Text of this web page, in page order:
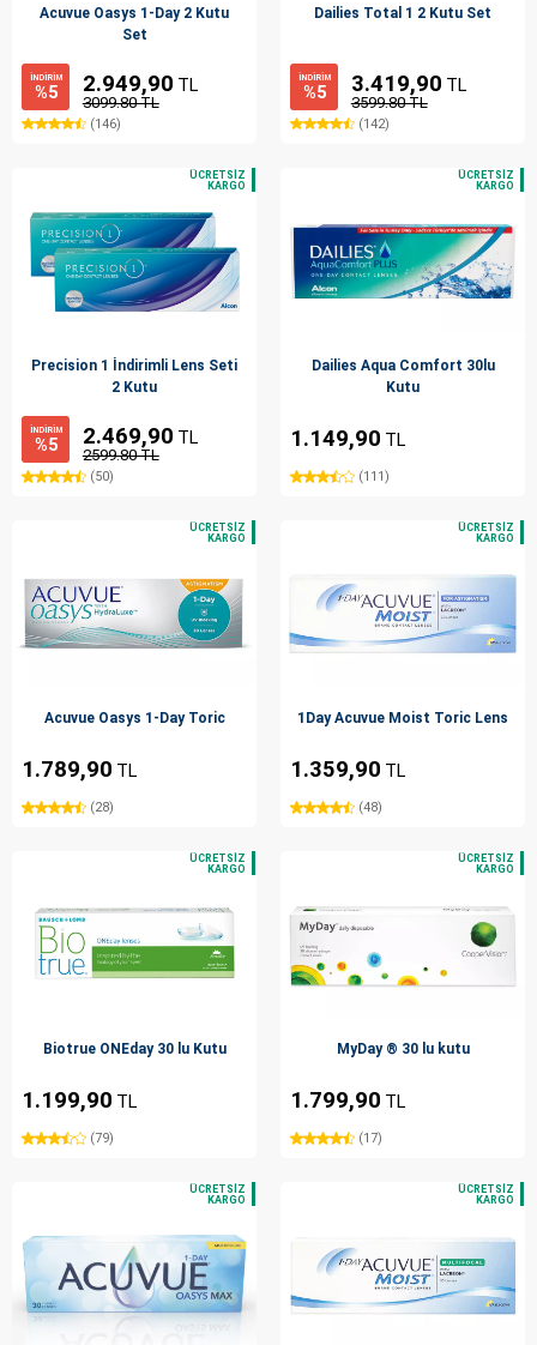
Acuvue Oasys 1-Day 2 Kutu
Set
İNDİRİM
%5 2.949,90 TL
3099.80 TL
(146)
Dailies Total 1 2 Kutu Set
İNDİRİM
%5 3.419,90 TL
3599.80 TL
(142)
Precision 1 İndirimli Lens Seti
2 Kutu
İNDİRİM
%5 2.469,90 TL
2599.80 TL
(50)
Dailies Aqua Comfort 30lu
Kutu
1.149,90 TL
(111)
Acuvue Oasys 1-Day Toric
1.789,90 TL
(28)
1Day Acuvue Moist Toric Lens
1.359,90 TL
(48)
Biotrue ONEday 30 lu Kutu
1.199,90 TL
(79)
MyDay ® 30 lu kutu
1.799,90 TL
(17)